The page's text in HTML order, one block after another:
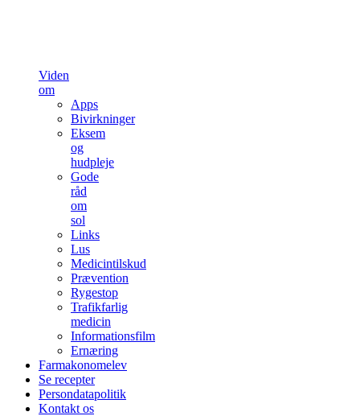
Viden
om
Apps
Bivirkninger
Eksem
og
hudpleje
Gode
råd
om
sol
Links
Lus
Medicintilskud
Prævention
Rygestop
Trafikfarlig
medicin
Informationsfilm
Ernæring
Farmakonomelev
Se recepter
Persondatapolitik
Kontakt os